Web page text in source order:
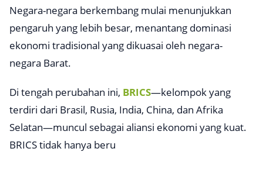
Negara-negara berkembang mulai menunjukkan
pengaruh yang lebih besar, menantang dominasi
ekonomi tradisional yang dikuasai oleh negara-
negara Barat.
Di tengah perubahan ini, BRICS—kelompok yang
terdiri dari Brasil, Rusia, India, China, dan Afrika
Selatan—muncul sebagai aliansi ekonomi yang kuat.
BRICS tidak hanya beru